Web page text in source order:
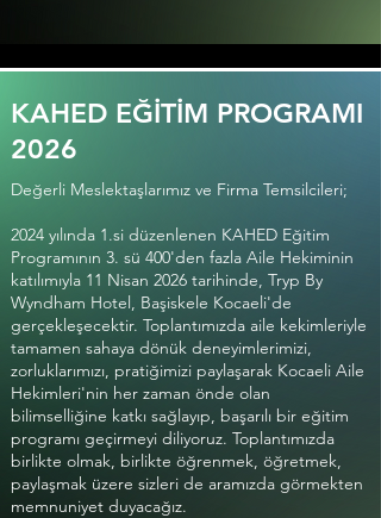
KAHED EĞİTİM PROGRAMI
2026
Değerli Meslektaşlarımız ve Firma Temsilcileri;
2024 yılında 1.si düzenlenen KAHED Eğitim
Programının 3. sü 400'den fazla Aile Hekiminin
katılımıyla 11 Nisan 2026 tarihinde, Tryp By
Wyndham Hotel, Başiskele Kocaeli'de
gerçekleşecektir. Toplantımızda aile kekimleriyle
tamamen sahaya dönük deneyimlerimizi,
zorluklarımızı, pratiğimizi paylaşarak Kocaeli Aile
Hekimleri'nin her zaman önde olan
bilimselliğine katkı sağlayıp, başarılı bir eğitim
programı geçirmeyi diliyoruz. Toplantımızda
birlikte olmak, birlikte öğrenmek, öğretmek,
paylaşmak üzere sizleri de aramızda görmekten
memnuniyet duyacağız.